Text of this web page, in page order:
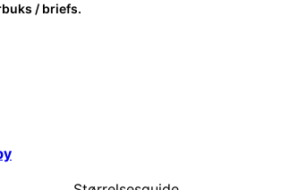
/ briefs.